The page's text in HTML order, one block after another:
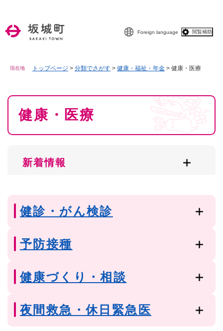
Foreign language 閲覧補助
現在地 トップページ > 分類でさがす > 健康・福祉・年金 > 健康・医療
本
健康・医療
新着情報
健診・がん検診
予防接種
健康づくり・相談
夜間救急・休日緊急医